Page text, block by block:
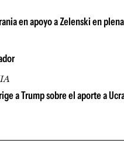
en apoyo a Zelenski en
a Trump sobre el aporte a